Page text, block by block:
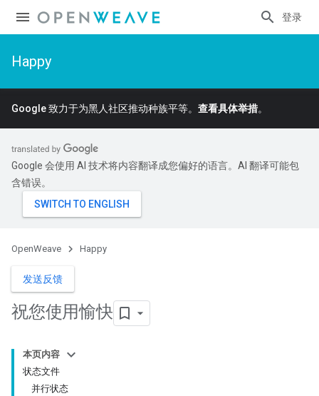
登录
Happy
Google 致力于为黑人社区推动种族平等。 查看具体举措。
Google 会使用 AI 技术将内容翻译成您偏好的语言。AI 翻译可能包
含错误。
OpenWeave Happy
发送反馈
祝您使用愉快
本页内容
状态文件
并行状态